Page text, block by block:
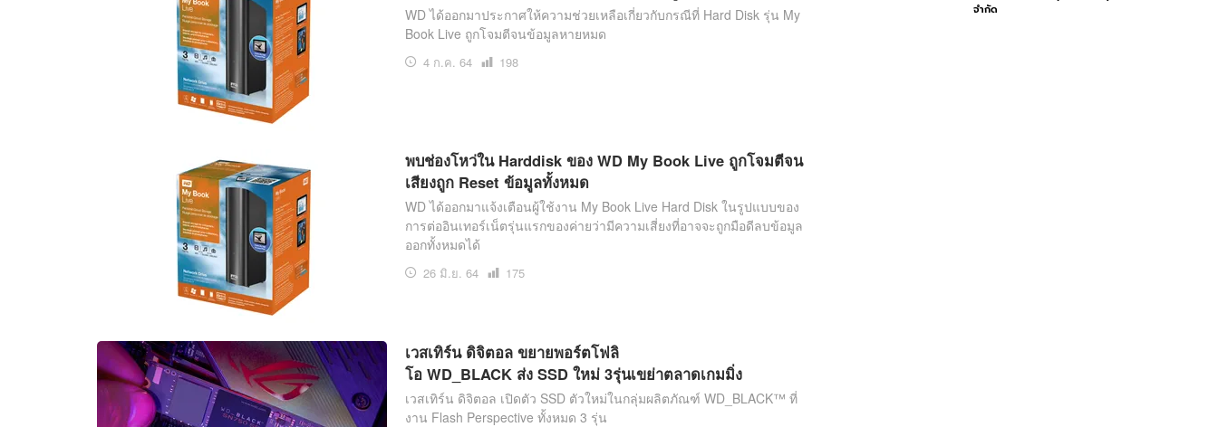
WD ได้ออกมาประกาศให้ความช่วยเหลือเกี่ยวกับกรณีที่ Hard Disk รุ่น My
Book Live ถูกโจมตีจนข้อมูลหายหมด
4 ก.ค. 64
เปิด
198
พบช่องโหว่ใน Harddisk ของ WD My Book Live ถูกโจมตีจน
เสียงถูก Reset ข้อมูลทั้งหมด
WD ได้ออกมาแจ้งเตือนผู้ใช้งาน My Book Live Hard Disk ในรูปแบบของ
การต่ออินเทอร์เน็ตรุ่นแรกของค่ายว่ามีความเสี่ยงที่อาจจะถูกมือดีลบข้อมูล
ออกทั้งหมดได้
26 มิ.ย. 64
เปิด
175
เวสเทิร์น ดิจิตอล ขยายพอร์ตโฟลิ
โอ WD_BLACK ส่ง SSD ใหม่ 3รุ่นเขย่าตลาดเกมมิ่ง
เวสเทิร์น ดิจิตอล เปิดตัว SSD ตัวใหม่ในกลุ่มผลิตภัณฑ์ WD_BLACK™ ที่
งาน Flash Perspective ทั้งหมด 3 รุ่น
จำกัด